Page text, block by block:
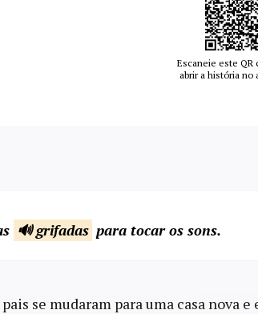
Escaneie este QR
abrir a história no
🔊 grifadas para tocar os sons.
se mudaram para uma casa nova e